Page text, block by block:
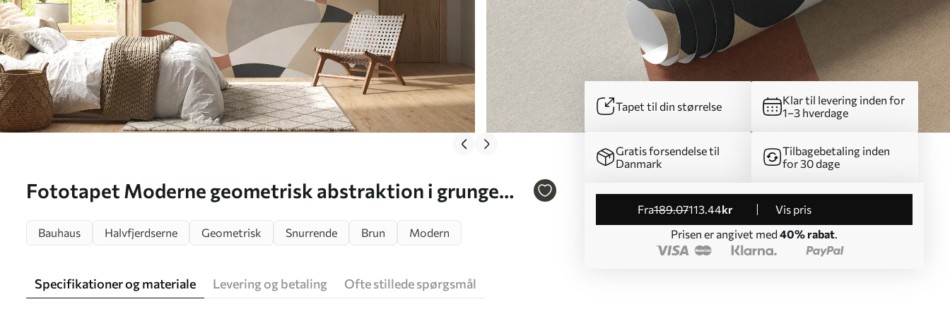
Fototapet Moderne geometrisk abstraktion i grunge
Tapet til din størrelse
Klar til levering inden for
1–3 hverdage
Gratis forsendelse til
Danmark
Tilbagebetaling inden
for 30 dage
fra189.07113.44kr
Vis pris
Prisen er angivet med 40% rabat.
Bauhaus Halvfjerdserne Geometrisk Snurrende Brun Modern
Specifikationer og materiale Levering og betaling Ofte stillede spørgsmål